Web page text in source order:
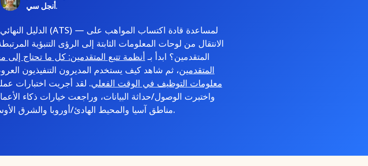
أنجل سي.
الانتقال من لوحات المعلومات الثابتة إلى الرؤى التنبؤية
المتقدمين؟ ابدأ بـ أنظمة تتبع المتقدمين: كل ما تحتاج إلى
المتقدمين، ثم شاهد كيف يستخدم المديرون التنفيذيون
معلومات التوظيف في الوقت الفعلي. لقد أجريت اختبارات
واختبرت الوصول/حداثة البيانات، وراجعت خيارات ذكاء
مناطق آسيا والمحيط الهادئ/أوروبا والشرق الأوسط وإفريقيا/أمريكا الشمالية.